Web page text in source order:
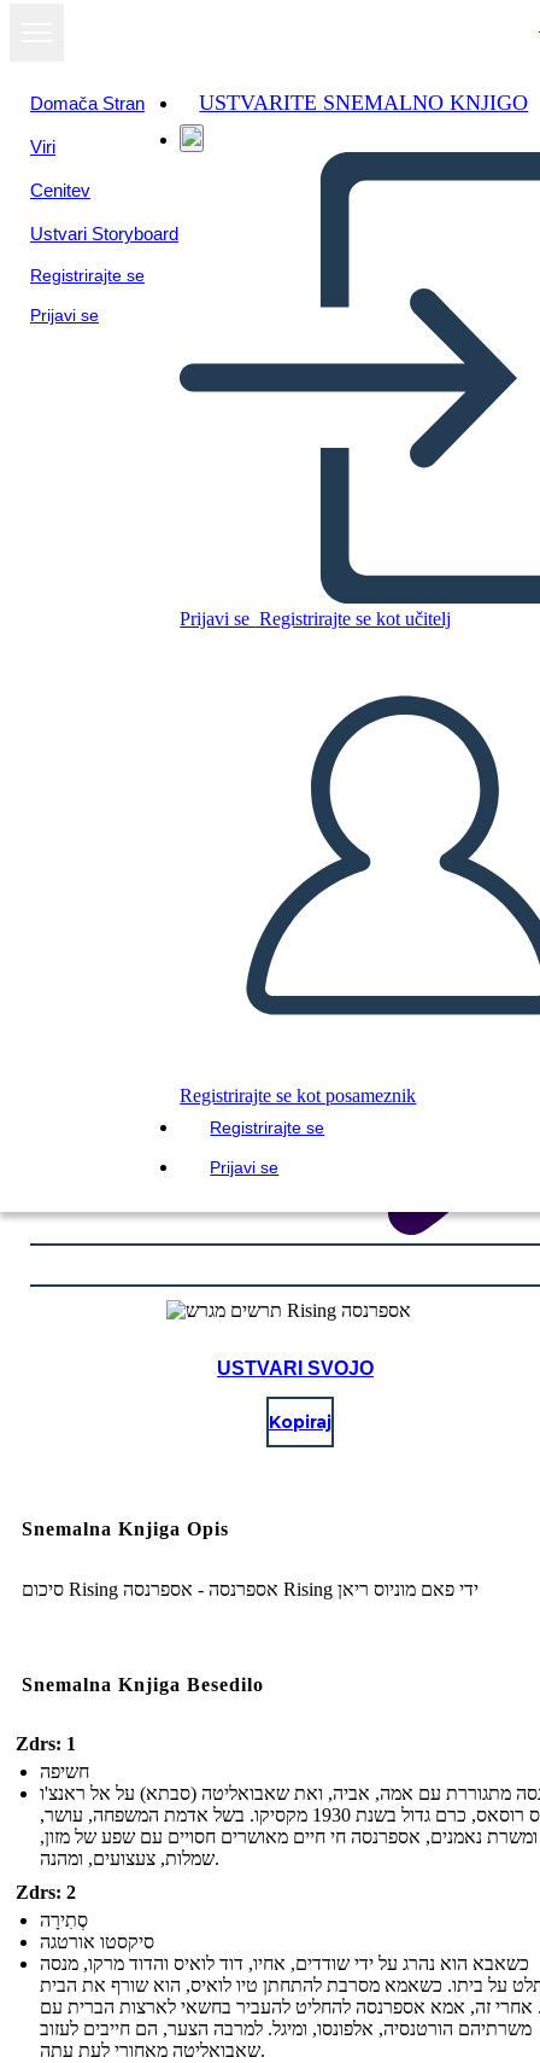
Domača Stran
Viri
Cenitev
Ustvari Storyboard
Registrirajte se
Prijavi se
USTVARITE SNEMALNO KNJIGO
Prijavi se Registrirajte se kot učitelj
Registrirajte se kot posameznik
Registrirajte se
Prijavi se
Kopirajte to snemalno knjigo
PREDVAJANJE DIAPROJEKCIJE
PREBERI MI
USTVARI SVOJO
Kopiraj
Snemalna Knjiga Opis
סיכום Rising אספרנסה - אספרנסה Rising ידי פאם מוניוס ריאן
Snemalna Knjiga Besedilo
Zdrs: 1
חשיפה
מתגוררת עם אמה, אביה, ואת שאבואליטה (סבתא) על אל ראנצ'ו
דה לאס רוסאס, כרם גדול בשנת 1930 מקסיקו. בשל אדמת המשפחה, עושר,
ומשרת נאמנים, אספרנסה חי חיים מאושרים חסויים עם שפע של מזון,
שמלות, צעצועים, ומהנה.
Zdrs: 2
סְתִירָה
סיקסטו אורטגה
כשאבא הוא נהרג על ידי שודדים, אחיו, דוד לואיס והדוד מרקו, מנסה
על ביתו. כשאמא מסרבת להתחתן טיו לואיס, הוא שורף את הבית
אחרי זה, אמא אספרנסה להחליט להעביר בחשאי לארצות הברית עם
משרתיהם הורטנסיה, אלפונסו, ומיגל. למרבה הצער, הם חייבים לעזוב
שאבואליטה מאחורי לעת עתה.